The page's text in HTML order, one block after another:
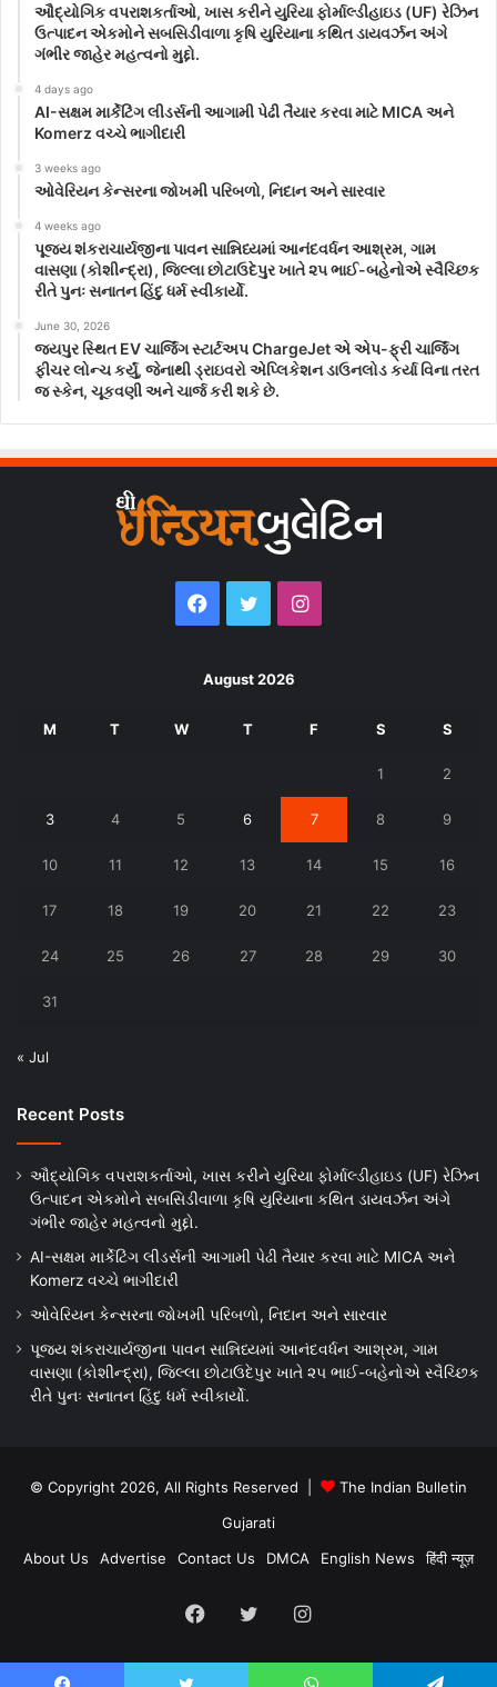
ઔદ્યોગિક વપરાશકર્તાઓ, ખાસ કરીને યુરિયા ફોર્માલ્ડીહાઇડ (UF) રેઝિન
ઉત્પાદન એકમોને સબસિડીવાળા કૃષિ યુરિયાના કથિત ડાયવર્ઝન અંગે
ગંભીર જાહેર મહત્વનો મુદ્દો.
4 days ago
AI-સક્ષમ માર્કેટિંગ લીડર્સની આગામી પેઢી તૈયાર કરવા માટે MICA અને
Komerz વચ્ચે ભાગીદારી
3 weeks ago
ઓવેરિયન કેન્સરના જોખમી પરિબળો, નિદાન અને સારવાર
4 weeks ago
પૂજ્ય શંકરાચાર્યજીના પાવન સાન્નિધ્યમાં આનંદવર્ધન આશ્રમ, ગામ
વાસણા (કોશીન્દ્રા), જિલ્લા છોટાઉદેપુર ખાતે ૨૫ ભાઈ-બહેનોએ સ્વૈચ્છિક
રીતે પુનઃ સનાતન હિંદુ ધર્મ સ્વીકાર્યો.
June 30, 2026
જયપુર સ્થિત EV ચાર્જિંગ સ્ટાર્ટઅપ ChargeJet એ એપ-ફ્રી ચાર્જિંગ
ફીચર લોન્ચ કર્યું, જેનાથી ડ્રાઇવરો એપ્લિકેશન ડાઉનલોડ કર્યા વિના તરત
જ સ્કેન, ચૂકવણી અને ચાર્જ કરી શકે છે.
Facebook
TwitterInstagram
August 2026
M T W T F S S
1 2
3 4 5 6 7 8 9
10 11 12 13 14 15 16
17 18 19 20 21 22 23
24 25 26 27 28 29 30
31
« Jul
Recent Posts
ઔદ્યોગિક વપરાશકર્તાઓ, ખાસ કરીને યુરિયા ફોર્માલ્ડીહાઇડ (UF) રેઝિન
ઉત્પાદન એકમોને સબસિડીવાળા કૃષિ યુરિયાના કથિત ડાયવર્ઝન અંગે
ગંભીર જાહેર મહત્વનો મુદ્દો.
AI-સક્ષમ માર્કેટિંગ લીડર્સની આગામી પેઢી તૈયાર કરવા માટે MICA અને
Komerz વચ્ચે ભાગીદારી
ઓવેરિયન કેન્સરના જોખમી પરિબળો, નિદાન અને સારવાર
પૂજ્ય શંકરાચાર્યજીના પાવન સાન્નિધ્યમાં આનંદવર્ધન આશ્રમ, ગામ
વાસણા (કોશીન્દ્રા), જિલ્લા છોટાઉદેપુર ખાતે ૨૫ ભાઈ-બહેનોએ સ્વૈચ્છિક
રીતે પુનઃ સનાતન હિંદુ ધર્મ સ્વીકાર્યો.
© Copyright 2026, All Rights Reserved |
The Indian Bulletin
Gujarati
About Us
Advertise Contact Us DMCA English News हिंदी न्यूज़
Facebook
TwitterInstagram